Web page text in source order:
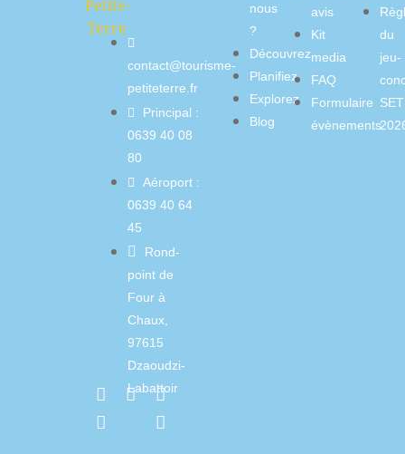
contact@tourisme-
petiteterre.fr
Principal :
0639 40 08
80
Aéroport :
0639 40 64
45
Rond-
point de
Four à
Chaux,
97615
Dzaoudzi-
Labattoir
nous
?
Découvrez
Planifiez
Explorez
Blog
avis
Kit
media
FAQ
Formulaire
évènements
du
jeu-
SET